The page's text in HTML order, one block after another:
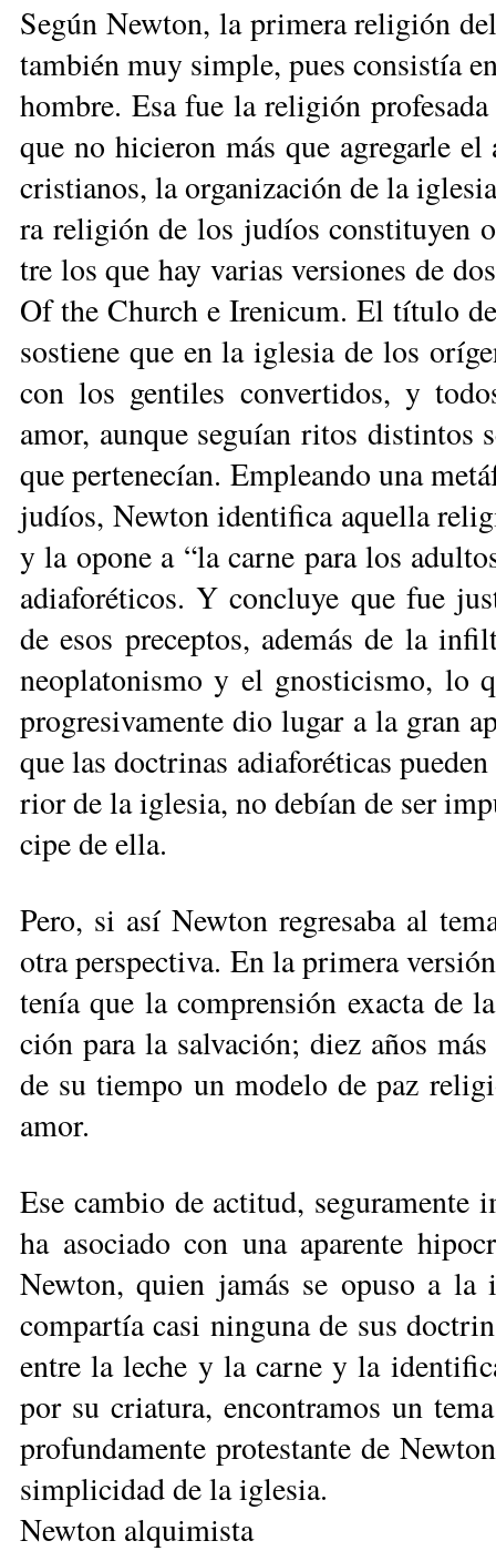
Se­gún New­ton, la pri­me­ra re­li­gión
tam­bién muy sim­ple, pues con­sis­tía
hom­bre. Esa fue la re­li­gión
que no hi­cie­ron más que agre­gar­le
cris­tia­nos, la or­ga­ni­za­ción de la
ra re­li­gión de los ju­díos cons­ti­tu­yen
tre los que hay va­rias ver­sio­nes de
Of the Church e Ire­ni­cum. El tí­tu­lo
sos­tie­ne que en la igle­sia de los
con los gen­ti­les con­ver­ti­dos, y
amor, aun­que se­guían ri­tos dis­tin­tos
que per­te­ne­cían. Em­plean­do una
ju­díos, New­ton iden­ti­fi­ca aque­lla
y la opo­ne a “la car­ne pa­ra los
adia­fo­ré­ti­cos. Y con­clu­ye que fue
de esos pre­cep­tos, ade­más de la
neo­pla­to­nis­mo y el gnos­ti­cis­mo, lo
pro­gre­si­va­men­te dio lu­gar a la gran
que las doc­tri­nas adia­fo­ré­ti­cas
rior de la igle­sia, no de­bían de ser
ci­pe de ella.
Pe­ro, si así New­ton re­gre­sa­ba al
otra pers­pec­ti­va. En la pri­me­ra
te­nía que la com­pren­sión exac­ta de
ción pa­ra la sal­va­ción; diez años
de su tiem­po un mo­de­lo de paz
amor.
Ese cam­bio de ac­ti­tud, se­gu­ra­men­te
ha aso­cia­do con una apa­ren­te
New­ton, quien ja­más se opu­so a
com­par­tía ca­si nin­gu­na de sus
en­tre la le­che y la car­ne y la
por su cria­tu­ra, en­con­tra­mos un
pro­fun­da­men­te pro­tes­tan­te de
sim­pli­ci­dad de la igle­sia.
New­ton al­qui­mis­ta